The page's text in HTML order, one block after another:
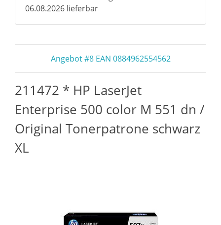
06.08.2026 lieferbar
Angebot #8 EAN 0884962554562
211472 * HP LaserJet
Enterprise 500 color M 551 dn /
Original Tonerpatrone schwarz
XL